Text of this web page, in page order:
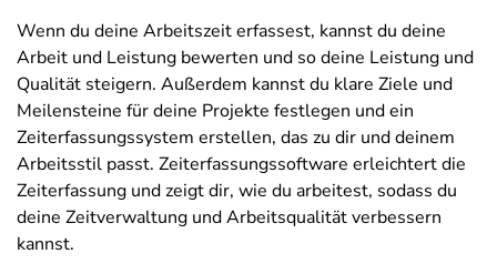
Wenn du deine Arbeitszeit erfassest, kannst du deine
Arbeit und Leistung bewerten und so deine Leistung und
Qualität steigern. Außerdem kannst du klare Ziele und
Meilensteine für deine Projekte festlegen und ein
Zeiterfassungssystem erstellen, das zu dir und deinem
Arbeitsstil passt. Zeiterfassungssoftware erleichtert die
Zeiterfassung und zeigt dir, wie du arbeitest, sodass du
deine Zeitverwaltung und Arbeitsqualität verbessern
kannst.